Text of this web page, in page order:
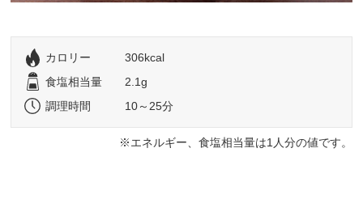
カロリー
306kcal
食塩相当量
2.1g
調理時間
10～25分
エネルギー、食塩相当量は1人分の値です。